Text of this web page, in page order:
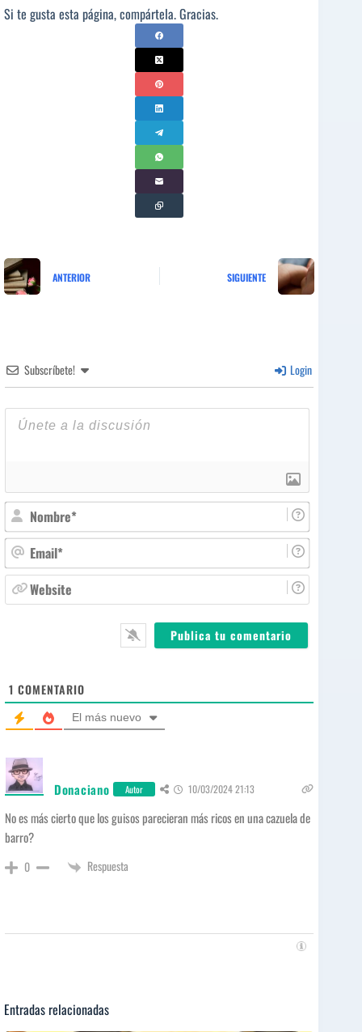
Si te gusta esta página, compártela. Gracias.
ANTERIOR SIGUIENTE
Subscríbete! Login
N
o
m
b
r
E
m
a
ie
1 COMENTARIO
El más nuevo
Donaciano Autor 10/03/2024 21:13
No es más cierto que los guisos parecieran más ricos en una cazuela de
barro?
0 Respuesta
Entradas relacionadas